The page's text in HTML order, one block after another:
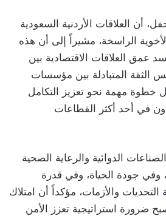
أن العلاقات الأردنية السعودية
الراسخة، مشيراً إلى أن هذه
عمق العلاقات الاقتصادية بين
الثقة المتبادلة بين مؤسسات
خطوة مهمة نحو تعزيز التكامل
في أحد أكثر القطاعات
الدوائية والرعاية الصحية
وفي جودة الحياة، وفي قدرة
والأزمات، مؤكداً أن امتلاك
ضرورة استراتيجية تعزز الأمن